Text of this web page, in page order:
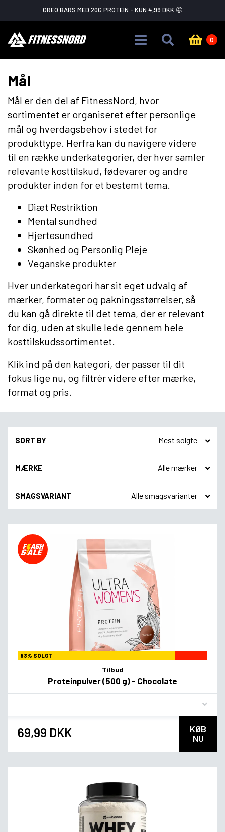
Skip to main contentOREO BARS MED 20G PROTEIN - KUN 4,99 DKK 🤩
0
Mål
Mål er den del af FitnessNord, hvor
sortimentet er organiseret efter personlige
mål og hverdagsbehov i stedet for
produkttype. Herfra kan du navigere videre
til en række underkategorier, der hver samler
relevante kosttilskud, fødevarer og andre
produkter inden for et bestemt tema.
Diæt Restriktion
Mental sundhed
Hjertesundhed
Skønhed og Personlig Pleje
Veganske produkter
Hver underkategori har sit eget udvalg af
mærker, formater og pakningsstørrelser, så
du kan gå direkte til det tema, der er relevant
for dig, uden at skulle lede gennem hele
kosttilskudssortimentet.
Klik ind på den kategori, der passer til dit
fokus lige nu, og filtrér videre efter mærke,
format og pris.
SORT BY
MÆRKE
SMAGSVARIANT
83% SOLGT
Tilbud
Proteinpulver (500 g) - Chocolate
69,99 DKK
KØB
NU